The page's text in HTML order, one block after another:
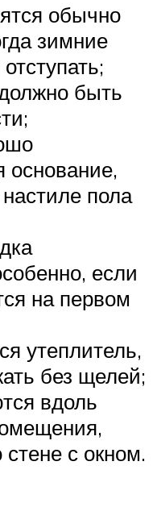
обычно
зимние
быть
основание,
пола
если
на первом
утеплитель,
без щелей;
вдоль
с окном.